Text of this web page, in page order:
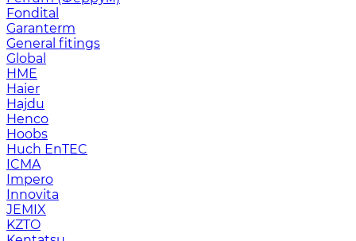
Fondital
Garanterm
General fitings
Global
HME
Haier
Hajdu
Henco
Hoobs
Huch EnTEC
ICMA
Impero
Innovita
JEMIX
KZTO